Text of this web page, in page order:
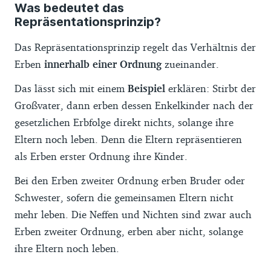
Was bedeutet das
Repräsentationsprinzip?
Das Repräsentationsprinzip regelt das Verhältnis der
Erben innerhalb einer Ordnung zueinander.
Das lässt sich mit einem Beispiel erklären: Stirbt der
Großvater, dann erben dessen Enkelkinder nach der
gesetzlichen Erbfolge direkt nichts, solange ihre
Eltern noch leben. Denn die Eltern repräsentieren
als Erben erster Ordnung ihre Kinder.
Bei den Erben zweiter Ordnung erben Bruder oder
Schwester, sofern die gemeinsamen Eltern nicht
mehr leben. Die Neffen und Nichten sind zwar auch
Erben zweiter Ordnung, erben aber nicht, solange
ihre Eltern noch leben.